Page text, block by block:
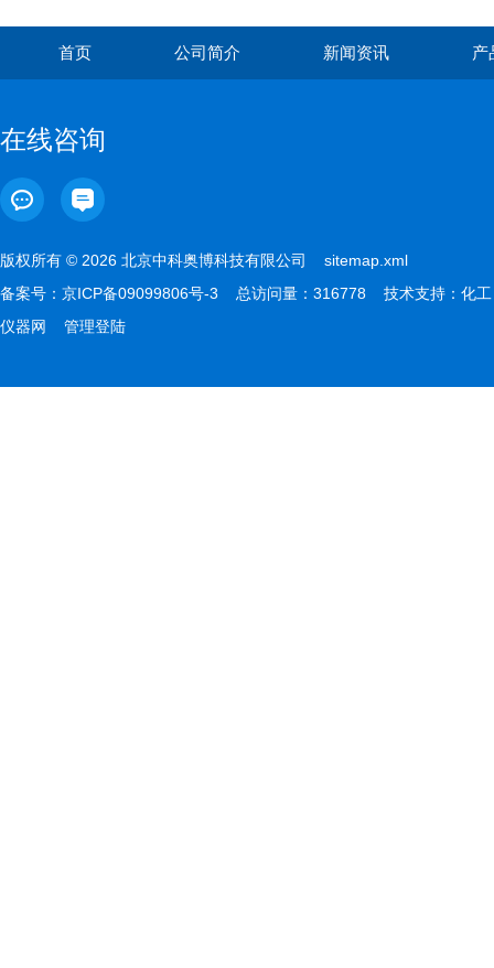
首页 公司简介 新闻资讯 产
在线咨询
版权所有 © 2026 北京中科奥博科技有限公司 sitemap.xml
备案号： 京ICP备09099806号-3 总访问量：316778 技术支持： 化工
仪器网
管理登陆